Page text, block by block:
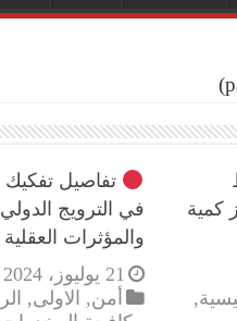
كمية
,
تفاصيل
في الترويج
والمؤثرات العقلية
21 يوليوز، 2024
أمن, الاولى,